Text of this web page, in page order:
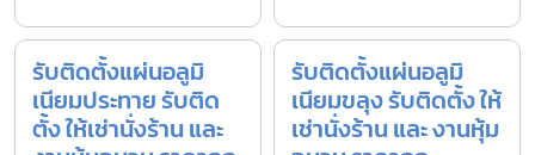
รับติดตั้งแผ่นอลูมิ
เนียมประทาย รับติด
ตั้ง ให้เช่านั่งร้าน และ
รับติดตั้งแผ่นอลูมิ
เนียมขลุง รับติดตั้ง ให้
เช่านั่งร้าน และ งานหุ้ม